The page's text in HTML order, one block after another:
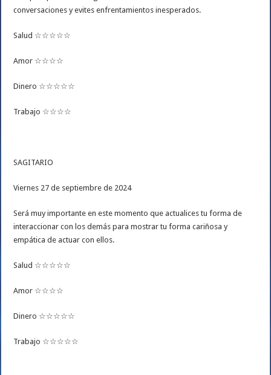
conversaciones y evites enfrentamientos inesperados.
Salud ☆☆☆☆☆
Amor ☆☆☆☆
Dinero ☆☆☆☆☆
Trabajo ☆☆☆☆
SAGITARIO
Viernes 27 de septiembre de 2024
Será muy importante en este momento que actualices tu forma de
interaccionar con los demás para mostrar tu forma cariñosa y
empática de actuar con ellos.
Salud ☆☆☆☆☆
Amor ☆☆☆☆
Dinero ☆☆☆☆☆
Trabajo ☆☆☆☆☆